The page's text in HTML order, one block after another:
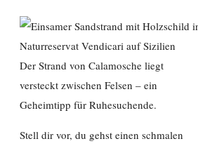
Der Strand von Calamosche liegt
versteckt zwischen Felsen – ein
Geheimtipp für Ruhesuchende.
Stell dir vor, du gehst einen schmalen